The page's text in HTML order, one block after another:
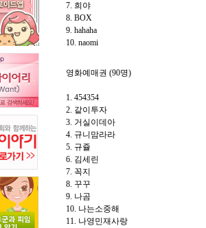
7. 희야
8. BOX
9. hahaha
10. naomi
영화예매권 (90명)
1. 454354
2. 같이투자
3. 거실이데아
4. 규니맘라라
5. 규쥴
6. 김세린
7. 꼭지
8. 꾸꾸
9. 나곰
10. 나는소중해
11. 나영민재사랑